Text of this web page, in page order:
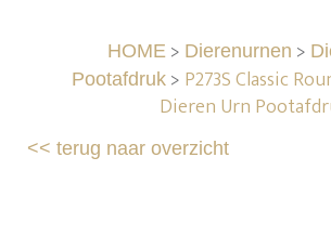
HOME> Dierenurnen >
Pootafdruk> P273S Classic
Dieren Urn
<<terug naar overzicht